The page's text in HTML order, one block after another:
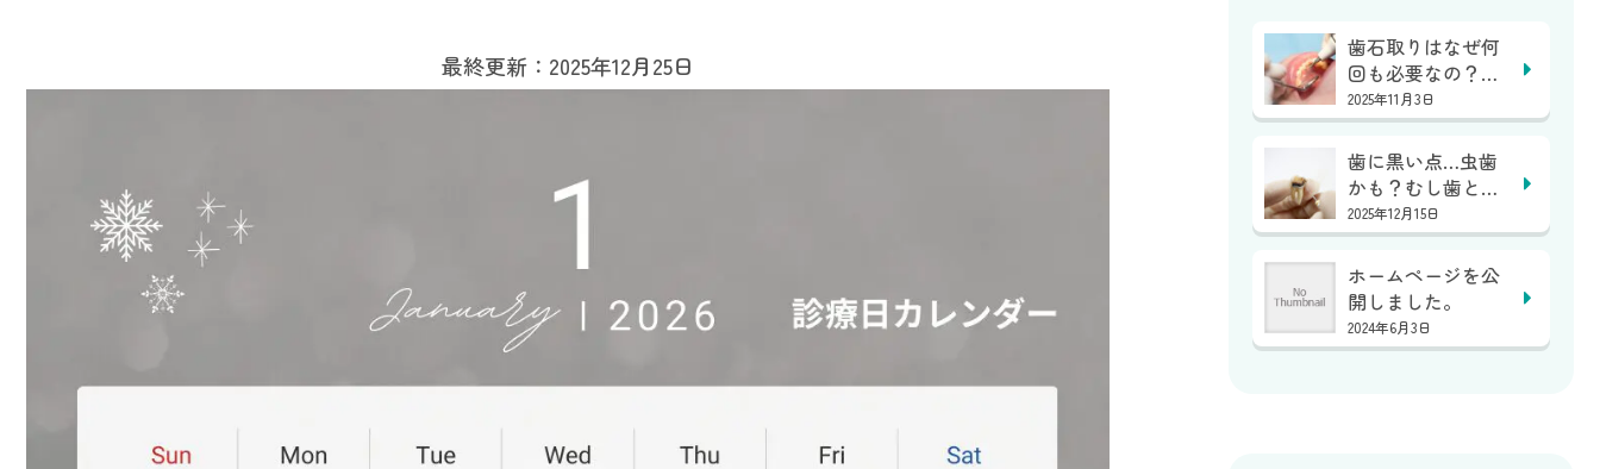
最終更新： 2025年12月25日
歯石取りはなぜ何
回も必要なの？１
回で終わらない？
｜...
2025年11月3日
歯に黒い点…虫歯
かも？むし歯と着
色の見分け方｜亀
岡...
2025年12月15日
ホームページを公
開しました。
2024年6月3日